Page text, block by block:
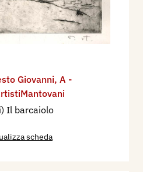
Giovanni, A -
Il barcaiolo
scheda